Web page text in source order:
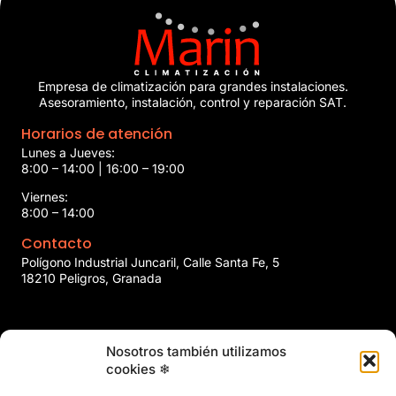
Nosotros también utilizamos
cookies ❄
Empresa de climatización para grandes instalaciones.
Asesoramiento, instalación, control y reparación SAT.
Horarios de atención
Lunes a Jueves:
8:00 – 14:00 | 16:00 – 19:00
Viernes:
8:00 – 14:00
Contacto
Polígono Industrial Juncaril, Calle Santa Fe, 5
18210 Peligros, Granada
marin@marinclimatizacion.com